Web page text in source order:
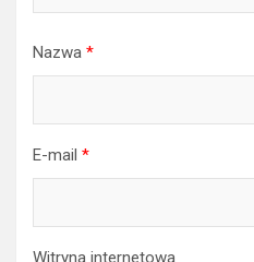
Nazwa *
E-mail *
Witryna internetowa